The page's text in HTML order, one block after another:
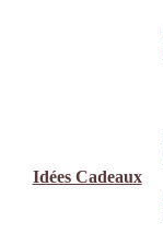
Idées Cadeaux